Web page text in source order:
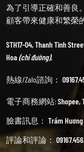
為了引導正確和善良。
顧客帶來健康和繁榮
STH17-04, Thanh Tinh
Hoa(chỉ đường).
熱線/Zalo諮詢：
電子商務網站:Shopee,
臉書訊息： Trầm
評論和評論：